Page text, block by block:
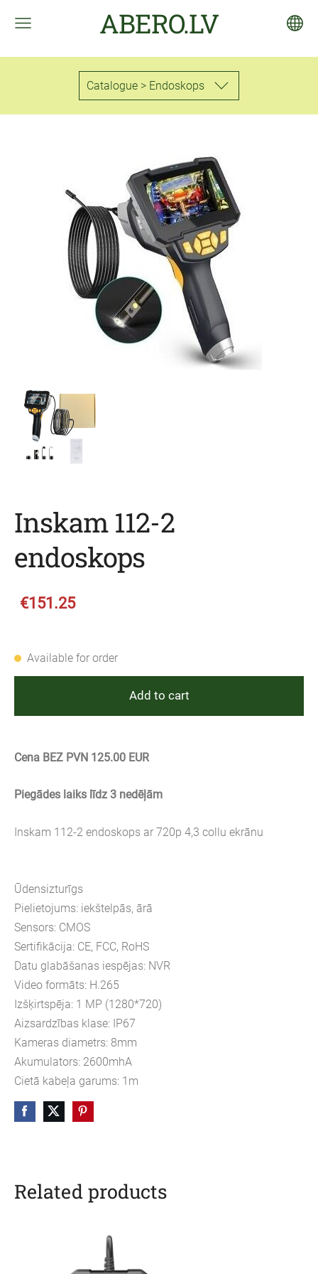
ABERO.LV
Catalogue > Endoskops
Inskam 112-2
endoskops
€151.25
Available for order
Add to cart
Cena BEZ PVN 125.00 EUR
Piegādes laiks līdz 3 nedēļām
Inskam 112-2 endoskops ar 720p 4,3 collu ekrānu
Ūdensizturīgs
Pielietojums: iekštelpās, ārā
Sensors: CMOS
Sertifikācija: CE, FCC, RoHS
Datu glabāšanas iespējas: NVR
Video formāts: H.265
Izšķirtspēja: 1 MP (1280*720)
Aizsardzības klase: IP67
Kameras diametrs: 8mm
Akumulators: 2600mhA
Cietā kabeļa garums: 1m
Related products